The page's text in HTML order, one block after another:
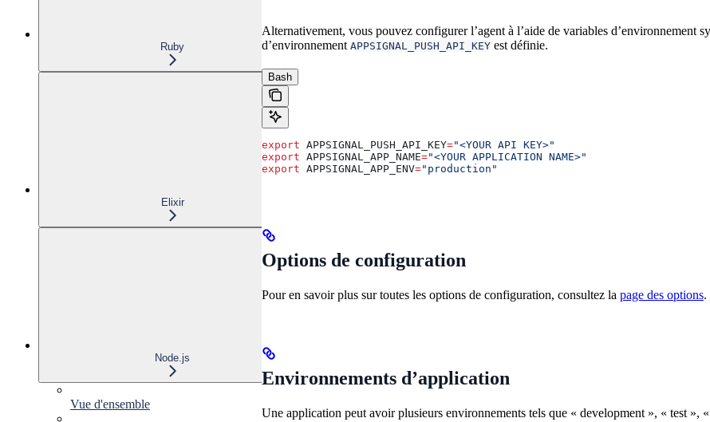
Ruby
Elixir
Node.js
Vue d'ensemble
Alternativement, vous pouvez configurer l’agent à l’aide de variables d’environnement
d’environnement APPSIGNAL_PUSH_API_KEY est définie.
Bash
export APPSIGNAL_PUSH_API_KEY="<YOUR API KEY>"
export APPSIGNAL_APP_NAME="<YOUR APPLICATION NAME>"
export APPSIGNAL_APP_ENV="production"
Options de configuration
Pour en savoir plus sur toutes les options de configuration, consultez la page des options.
Environnements d’application
Une application peut avoir plusieurs environnements tels que « development », « test »,